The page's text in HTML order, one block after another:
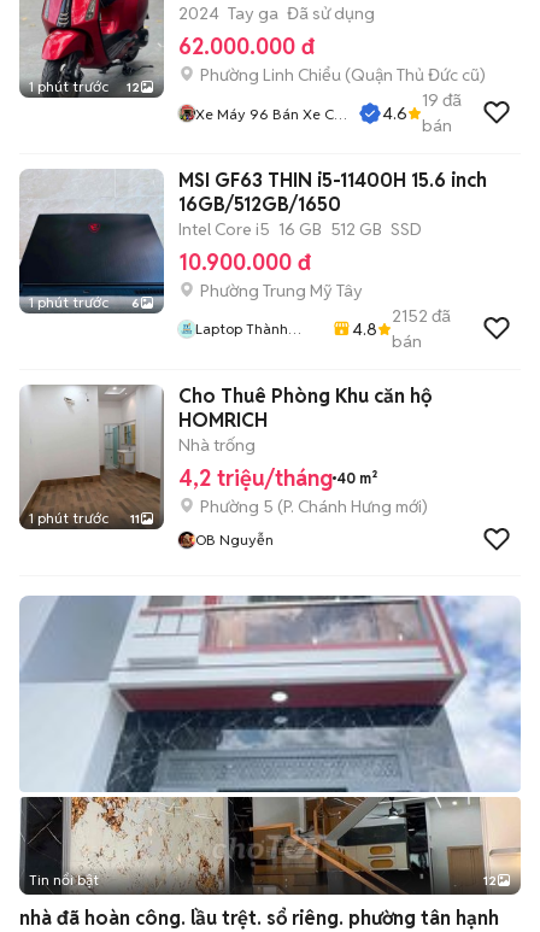
1 phút trước 12
2024 Tay ga Đã sử dụng
62.000.000 đ
Phường Linh Chiểu (Quận Thủ Đức cũ)
Xe Máy 96 Bán Xe Cũ
4.6
19 đã
bán
1 phút trước 6
MSI GF63 THIN i5-11400H 15.6 inch
16GB/512GB/1650
Intel Core i5 16 GB 512 GB SSD
10.900.000 đ
Phường Trung Mỹ Tây
Laptop Thành
4.8
2152 đã
bán
1 phút trước 11
Cho Thuê Phòng Khu căn hộ
HOMRICH
Nhà trống
4,2 triệu/tháng 40 m²
Phường 5 (P. Chánh Hưng mới)
OB Nguyễn
+2
Tin nổi bật 12
nhà đã hoàn công. lầu trệt. sổ riêng. phường tân hạnh